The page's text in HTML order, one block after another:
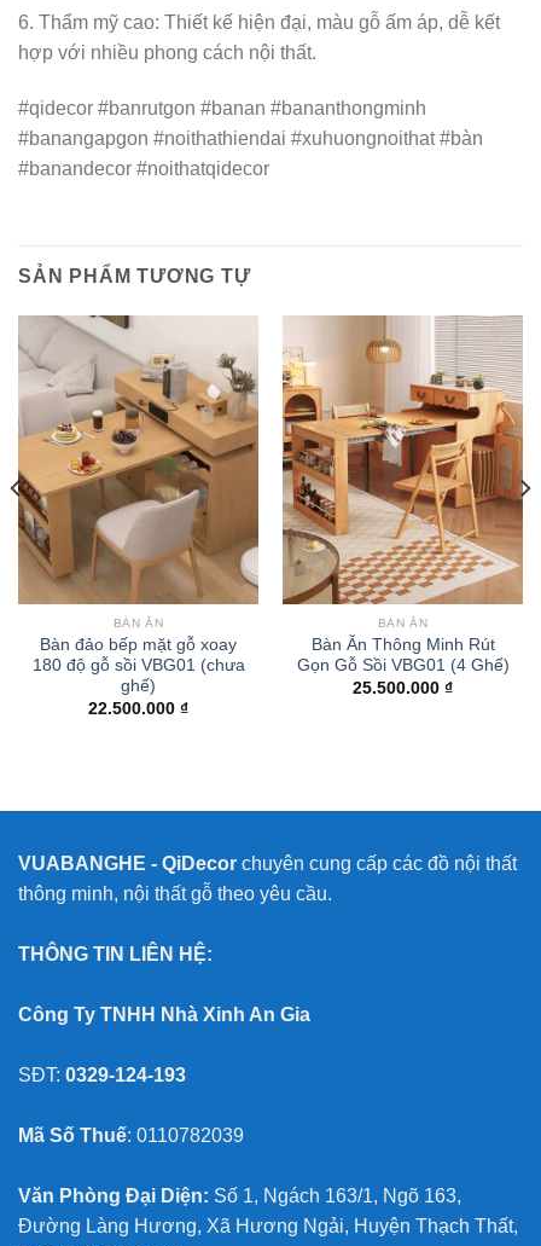
6. Thẩm mỹ cao: Thiết kế hiện đại, màu gỗ ấm áp, dễ kết
hợp với nhiều phong cách nội thất.
#qidecor #banrutgon #banan #bananthongminh
#banangapgon #noithathiendai #xuhuongnoithat #bàn
#banandecor #noithatqidecor
SẢN PHẨM TƯƠNG TỰ
BÀN ĂN
Bàn đảo bếp mặt gỗ xoay
180 độ gỗ sồi VBG01 (chưa
ghế)
22.500.000 ₫
BÀN ĂN
Bàn Ăn Thông Minh Rút
Gọn Gỗ Sồi VBG01 (4 Ghế)
25.500.000 ₫
VUABANGHE - QiDecor chuyên cung cấp các đồ nội thất
thông minh, nội thất gỗ theo yêu cầu.
THÔNG TIN LIÊN HỆ:
Công Ty TNHH Nhà Xinh An Gia
SĐT: 0329-124-193
Mã Số Thuế: 0110782039
Văn Phòng Đại Diện: Số 1, Ngách 163/1, Ngõ 163,
Đường Làng Hương, Xã Hương Ngải, Huyện Thạch Thất,